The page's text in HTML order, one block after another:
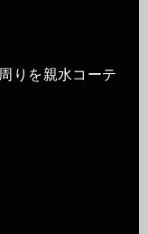
りを親水コーテ